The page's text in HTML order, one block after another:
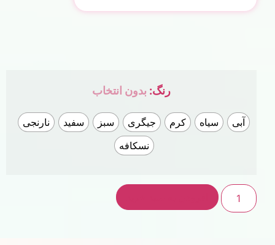
رنگ: بدون انتخاب
آبی سیاه کرم جیگری سبز سفید
نارنجی
نسکافه